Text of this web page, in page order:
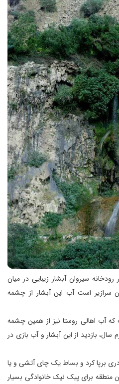
سیروان آبشار زیبایی در میان
است آب این آبشار از چشمه
آب اهالی روستا نیز از همین چشمه
بازدید از این آبشار و آب بازی در
برپا کرد و بساط یک چای آتشی و یا
منطقه برای پیک نیک خانوادگی بسیار